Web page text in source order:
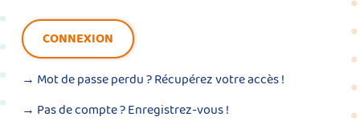
CONNEXION
→ Mot de passe perdu ?Récupérez votre accès !
→ Pas de compte ?Enregistrez-vous !